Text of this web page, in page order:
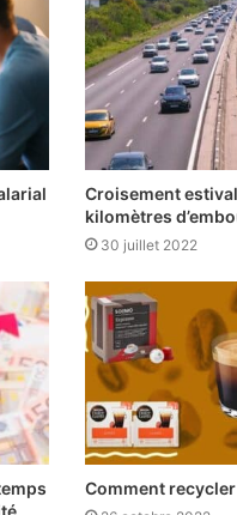
Croisement
kilomètres
30 juillet 2022
Comment